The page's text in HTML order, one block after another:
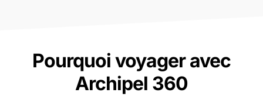
Pourquoi voyager avec
Archipel 360